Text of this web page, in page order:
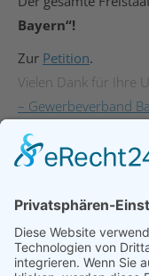
Bayern“!
Zur Petition.
Vielen Dank für Ihre
– Gewerbeverband